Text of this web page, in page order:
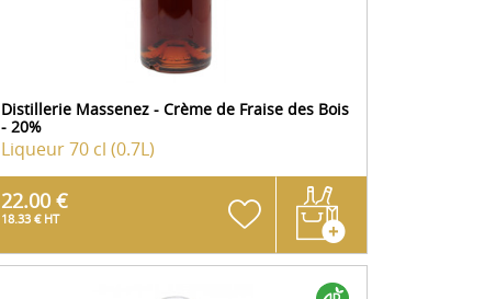
Distillerie Massenez - Crème de Fraise des Bois
- 20%
Liqueur70 cl (0.7L)
22.00 €
18.33 € HT